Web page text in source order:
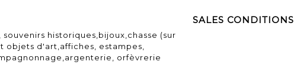
historiques,bijoux,chasse (sur
objets d'art,affiches, estampes,
orfèvrerie
SALES CONDITIONS